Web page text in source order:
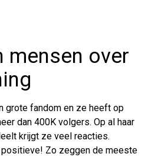
mensen over
grote fandom en ze heeft op
dan 400K volgers. Op al haar
krijgt ze veel reacties.
Zo zeggen de meeste